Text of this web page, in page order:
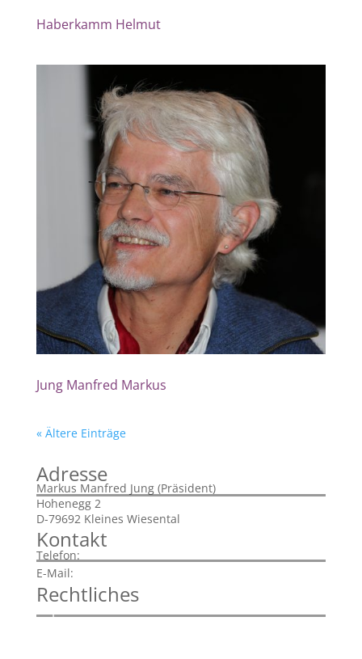
Haberkamm Helmut
Jung Manfred Markus
« Ältere Einträge
Adresse
Markus Manfred Jung (Präsident)
Hohenegg 2
D-79692 Kleines Wiesental
Kontakt
Telefon:
E-Mail:
Rechtliches